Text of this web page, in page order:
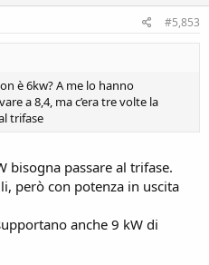
#5,853
è 6kw? A me lo hanno
a 8,4, ma c’era tre volte la
trifase
bisogna passare al trifase.
però con potenza in uscita
anche 9 kW di